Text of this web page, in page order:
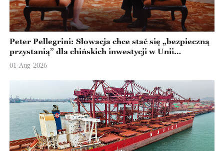
Peter Pellegrini: Słowacja chce stać się „bezpieczną
przystanią” dla chińskich inwestycji w Unii
Europejskiej
01-Aug-2026